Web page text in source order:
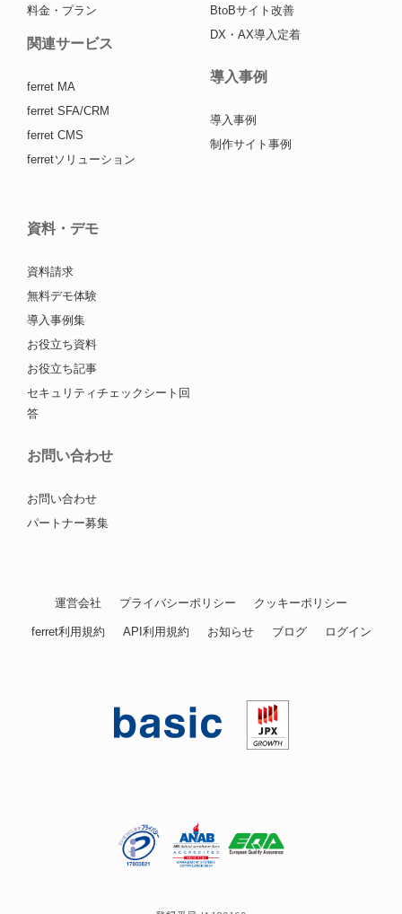
料金・プラン
関連サービス
ferret MA
ferret SFA/CRM
ferret CMS
ferretソリューション
BtoBサイト改善
DX・AX導入定着
導入事例
導入事例
制作サイト事例
資料・デモ
資料請求
無料デモ体験
導入事例集
お役立ち資料
お役立ち記事
セキュリティチェックシート回
答
お問い合わせ
お問い合わせ
パートナー募集
運営会社 プライバシーポリシー クッキーポリシー
ferret利用規約 API利用規約 お知らせ ブログ ログイン